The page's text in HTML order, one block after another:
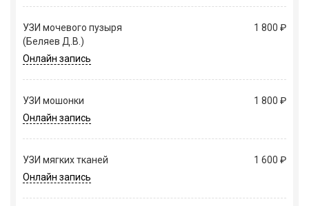
УЗИ мочевого пузыря
(Беляев Д.В.)
1 800 ₽
Онлайн запись
УЗИ мошонки
1 800 ₽
Онлайн запись
УЗИ мягких тканей
1 600 ₽
Онлайн запись